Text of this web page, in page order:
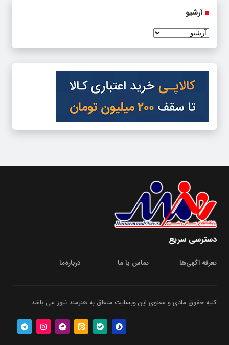
آرشیو
دسترسی سریع
تعرفه آگهی‌ها تماس با ما درباره‌‌ما
کلیه حقوق مادی و معنوی این وبسایت متعلق به هنرمند نیوز می باشد